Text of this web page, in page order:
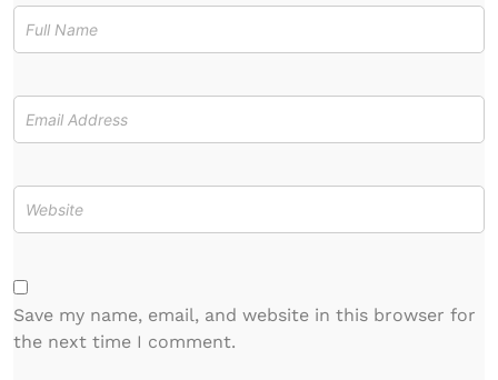
Save my name, email, and website in this browser for
the next time I comment.